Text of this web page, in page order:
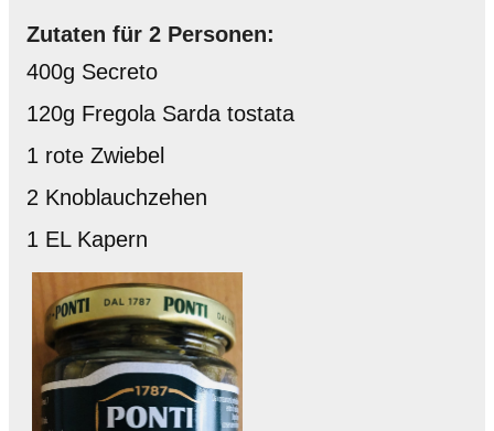
Zutaten für 2 Personen:
400g Secreto
120g Fregola Sarda tostata
1 rote Zwiebel
2 Knoblauchzehen
1 EL Kapern